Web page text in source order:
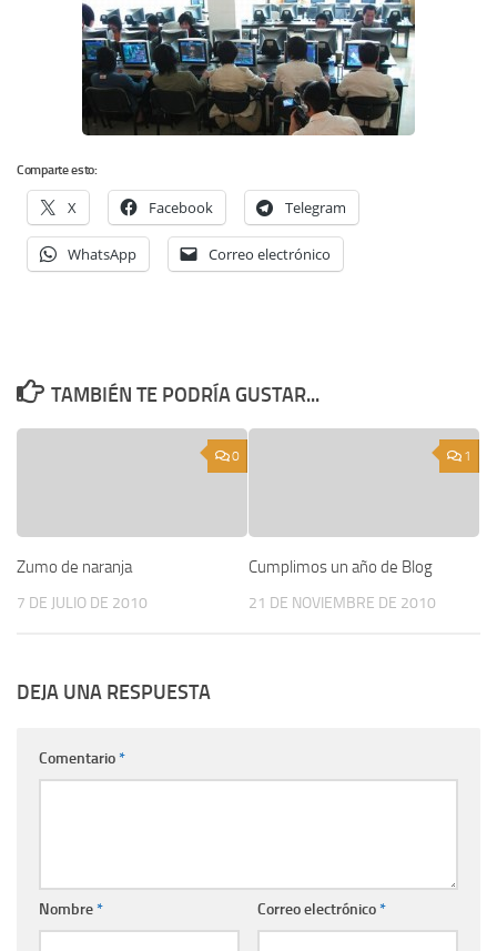
Comparte esto:
X Facebook Telegram
WhatsApp Correo electrónico
TAMBIÉN TE PODRÍA GUSTAR...
0
Zumo de naranja
7 DE JULIO DE 2010
1
Cumplimos un año de Blog
21 DE NOVIEMBRE DE 2010
DEJA UNA RESPUESTA
Comentario*
Nombre* Correo electrónico*